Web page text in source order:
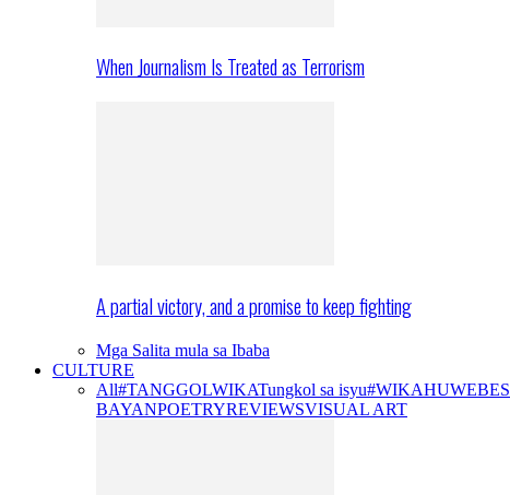
When Journalism Is Treated as Terrorism
A partial victory, and a promise to keep fighting
Mga Salita mula sa Ibaba
CULTURE
All#TANGGOLWIKATungkol sa isyu#WIKAHUWEBES
BAYANPOETRYREVIEWSVISUAL ART